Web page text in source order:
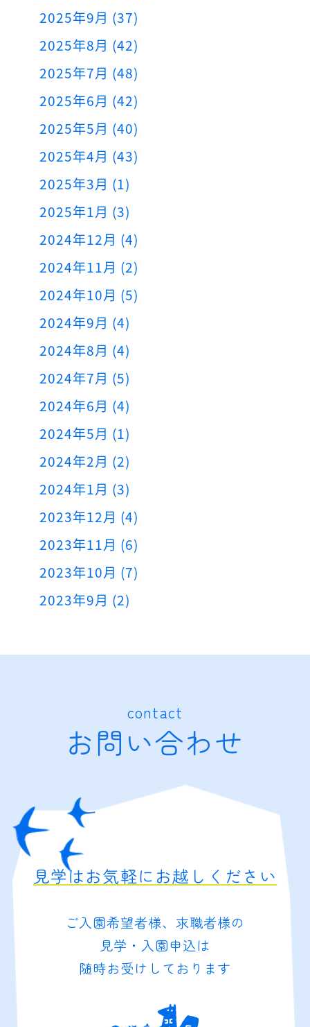
2025年9月 (37)
2025年8月 (42)
2025年7月 (48)
2025年6月 (42)
2025年5月 (40)
2025年4月 (43)
2025年3月 (1)
2025年1月 (3)
2024年12月 (4)
2024年11月 (2)
2024年10月 (5)
2024年9月 (4)
2024年8月 (4)
2024年7月 (5)
2024年6月 (4)
2024年5月 (1)
2024年2月 (2)
2024年1月 (3)
2023年12月 (4)
2023年11月 (6)
2023年10月 (7)
2023年9月 (2)
contact
お問い合わせ
見学はお気軽にお越しください
ご入園希望者様、求職者様の
見学・入園申込は
随時お受けしております